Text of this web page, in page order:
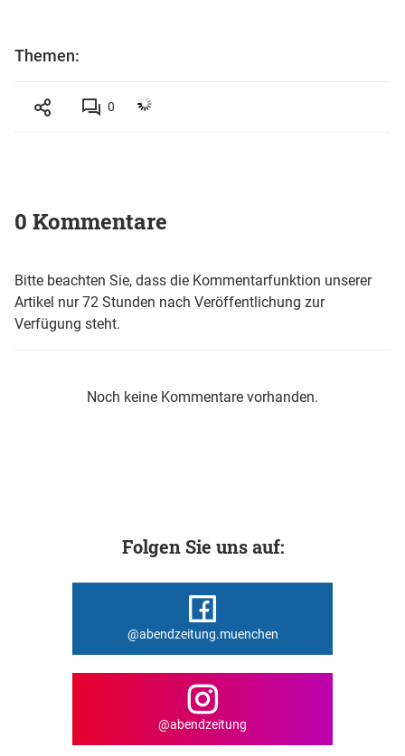
Themen:
0
0 Kommentare
Bitte beachten Sie, dass die Kommentarfunktion unserer
Artikel nur 72 Stunden nach Veröffentlichung zur
Verfügung steht.
Noch keine Kommentare vorhanden.
Folgen Sie uns auf:
@abendzeitung.muenchen
@abendzeitung